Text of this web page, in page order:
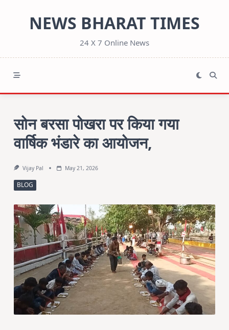
NEWS BHARAT TIMES
24 X 7 Online News
सोन बरसा पोखरा पर किया गया
वार्षिक भंडारे का आयोजन,
Vijay Pal May 21, 2026
BLOG